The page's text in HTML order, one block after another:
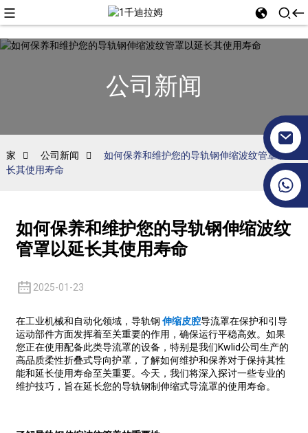
公司新闻
家 公司新闻
如何保养和维护您的导轨钢伸缩波纹管罩以延
长其使用寿命
如何保养和维护您的导轨钢伸缩波纹
管罩以延长其使用寿命
2025-01-23
在工业机械和自动化领域，导轨钢 伸缩皮腔导流罩在保护和引导
运动部件方面发挥着至关重要的作用，确保运行平稳高效。如果
您正在使用配备此类导流罩的设备，特别是我们Kwlid公司生产的
高品质柔性折叠式导向护罩，了解如何维护和保养对于保持其性
能和延长使用寿命至关重要。今天，我们将深入探讨一些专业的
维护技巧，旨在延长您的导轨钢制伸缩式导流罩的使用寿命。